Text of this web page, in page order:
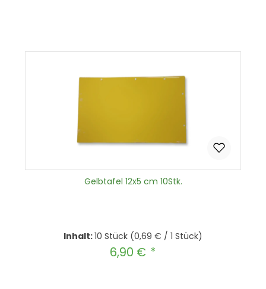
Gelbtafel 12x5 cm 10Stk.
Inhalt:10 Stück (0,69 € / 1 Stück)
Regulärer Preis:
6,90 €